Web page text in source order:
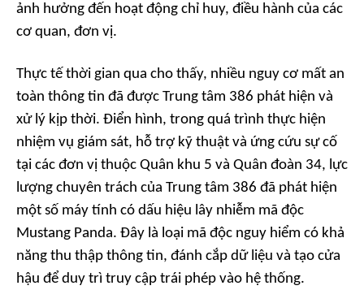
ảnh hưởng đến hoạt động chỉ huy, điều hành của các
cơ quan, đơn vị.
Thực tế thời gian qua cho thấy, nhiều nguy cơ mất an
toàn thông tin đã được Trung tâm 386 phát hiện và
xử lý kịp thời. Điển hình, trong quá trình thực hiện
nhiệm vụ giám sát, hỗ trợ kỹ thuật và ứng cứu sự cố
tại các đơn vị thuộc Quân khu 5 và Quân đoàn 34, lực
lượng chuyên trách của Trung tâm 386 đã phát hiện
một số máy tính có dấu hiệu lây nhiễm mã độc
Mustang Panda. Đây là loại mã độc nguy hiểm có khả
năng thu thập thông tin, đánh cắp dữ liệu và tạo cửa
hậu để duy trì truy cập trái phép vào hệ thống.